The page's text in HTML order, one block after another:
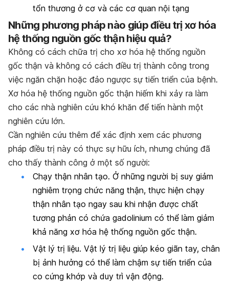
tổn thương ở cơ và các cơ quan nội tạng
Những phương pháp nào giúp điều trị xơ hóa
hệ thống nguồn gốc thận hiệu quả?
Không có cách chữa trị cho xơ hóa hệ thống nguồn
gốc thận và không có cách điều trị thành công trong
việc ngăn chặn hoặc đảo ngược sự tiến triển của bệnh.
Xơ hóa hệ thống nguồn gốc thận hiếm khi xảy ra làm
cho các nhà nghiên cứu khó khăn để tiến hành một
nghiên cứu lớn.
Cần nghiên cứu thêm để xác định xem các phương
pháp điều trị này có thực sự hữu ích, nhưng chúng đã
cho thấy thành công ở một số người:
Chạy thận nhân tạo. Ở những người bị suy giảm
nghiêm trọng chức năng thận, thực hiện chạy
thận nhân tạo ngay sau khi nhận được chất
tương phản có chứa gadolinium có thể làm giảm
khả năng xơ hóa hệ thống nguồn gốc thận.
Vật lý trị liệu. Vật lý trị liệu giúp kéo giãn tay, chân
bị ảnh hưởng có thể làm chậm sự tiến triển của
co cứng khớp và duy trì vận động.